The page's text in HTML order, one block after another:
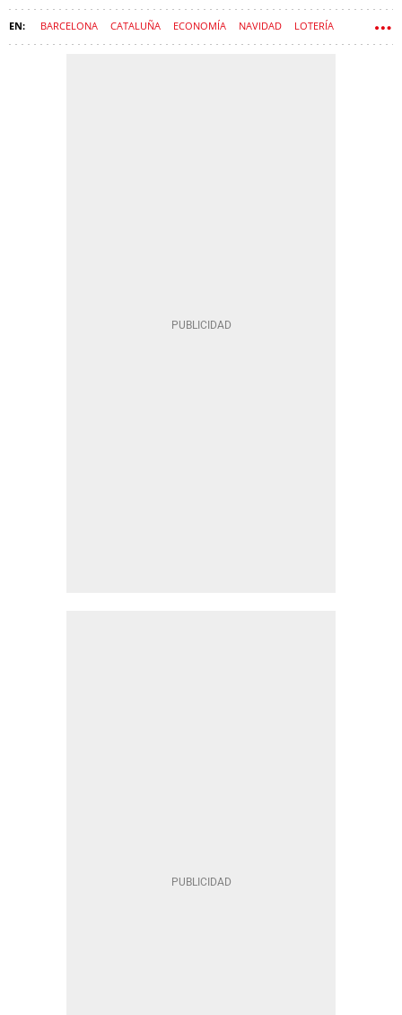
BARCELONA CATALUÑA ECONOMÍA NAVIDAD LOTERÍA